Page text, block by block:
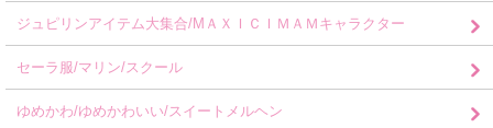
ジュピリンアイテム大集合/MＡＸＩＣＩＭＡＭキャラクター
セーラ服/マリン/スクール
ゆめかわ/ゆめかわいい/スイートメルヘン